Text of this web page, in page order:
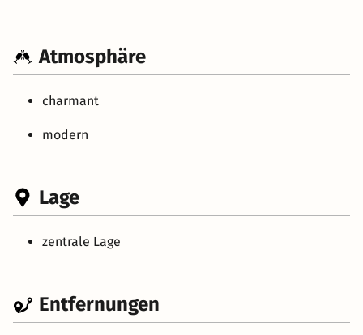
Atmosphäre
charmant
modern
Lage
zentrale Lage
Entfernungen